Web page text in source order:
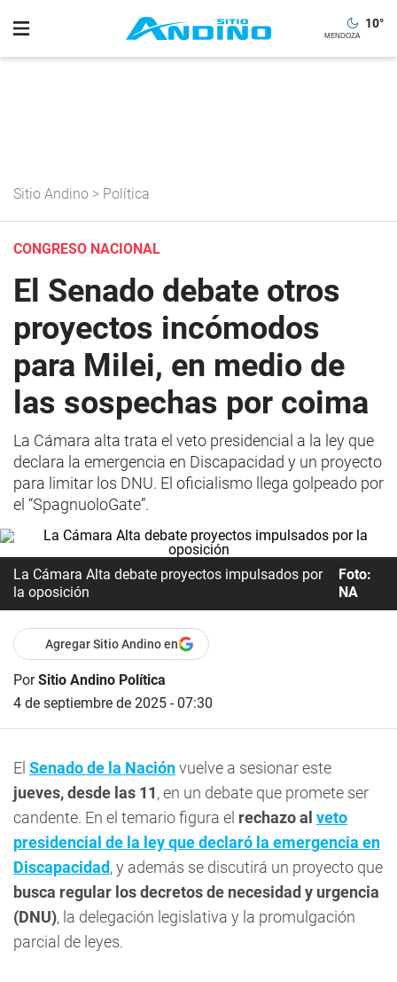
10°
Sitio Andino > Política
CONGRESO NACIONAL
El Senado debate otros
proyectos incómodos
para Milei, en medio de
las sospechas por coima
La Cámara alta trata el veto presidencial a la ley que
declara la emergencia en Discapacidad y un proyecto
para limitar los DNU. El oficialismo llega golpeado por
el “SpagnuoloGate”.
La Cámara Alta debate proyectos impulsados por
la oposición
Foto:
NA
Agregar Sitio Andino en
PorSitio Andino Política
4 de septiembre de 2025 - 07:30
El Senado de la Naciónvuelve a sesionar este
jueves, desde las 11, en un debate que promete ser
candente. En el temario figura el rechazo al veto
presidencial de la ley que declaró la emergencia en
Discapacidad, y además se discutirá un proyecto que
busca regular los decretos de necesidad y urgencia
(DNU), la delegación legislativa y la promulgación
parcial de leyes.